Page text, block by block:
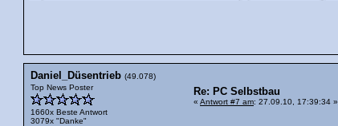
Daniel_Düsentrieb (49.078)
Top News Poster
1660x Beste Antwort
3079x "Danke"
Re: PC Selbstbau
« Antwort #7 am: 27.09.10, 17:39:34 »